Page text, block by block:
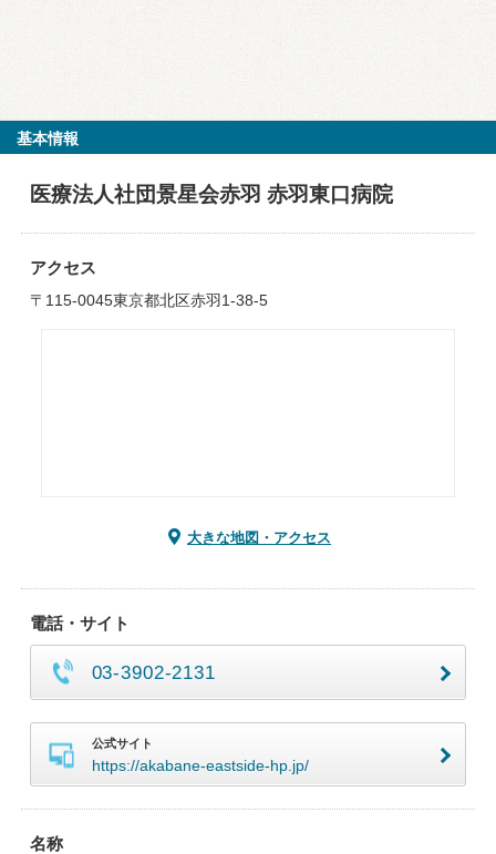
基本情報
医療法人社団景星会赤羽 赤羽東口病院
アクセス
〒115-0045東京都北区赤羽1-38-5
大きな地図・アクセス
電話・サイト
03-3902-2131
公式サイト
https://akabane-eastside-hp.jp/
名称